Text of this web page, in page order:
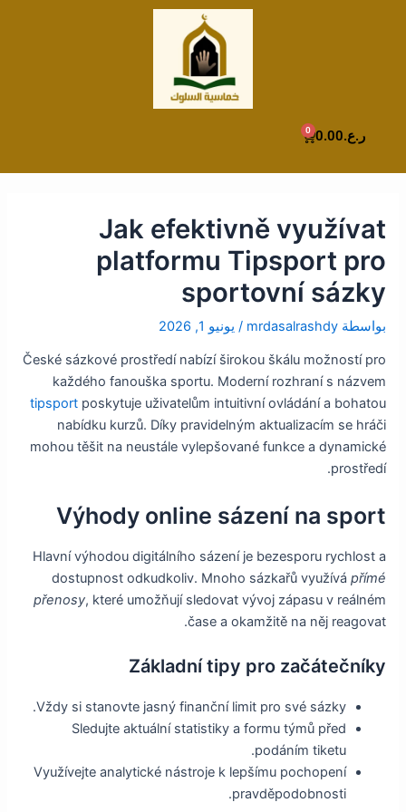
ر.ع.0.00
0
Cart
Jak efektivně využívat
platformu Tipsport pro
sportovní sázky
بواسطة mrdasalrashdy
/ يونيو 1, 2026
České sázkové prostředí nabízí širokou škálu možností pro
každého fanouška sportu. Moderní rozhraní s názvem
tipsportposkytuje uživatelům intuitivní ovládání a bohatou
nabídku kurzů. Díky pravidelným aktualizacím se hráči
mohou těšit na neustále vylepšované funkce a dynamické
prostředí.
Výhody online sázení na sport
Hlavní výhodou digitálního sázení je bezesporu rychlost a
dostupnost odkudkoliv. Mnoho sázkařů využívá přímé
přenosy, které umožňují sledovat vývoj zápasu v reálném
čase a okamžitě na něj reagovat.
Základní tipy pro začátečníky
Vždy si stanovte jasný finanční limit pro své sázky.
Sledujte aktuální statistiky a formu týmů před
podáním tiketu.
Využívejte analytické nástroje k lepšímu pochopení
pravděpodobnosti.